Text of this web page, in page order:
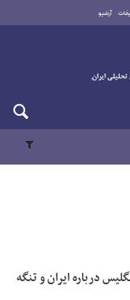
آرشیو
درباره ایران و تنگه